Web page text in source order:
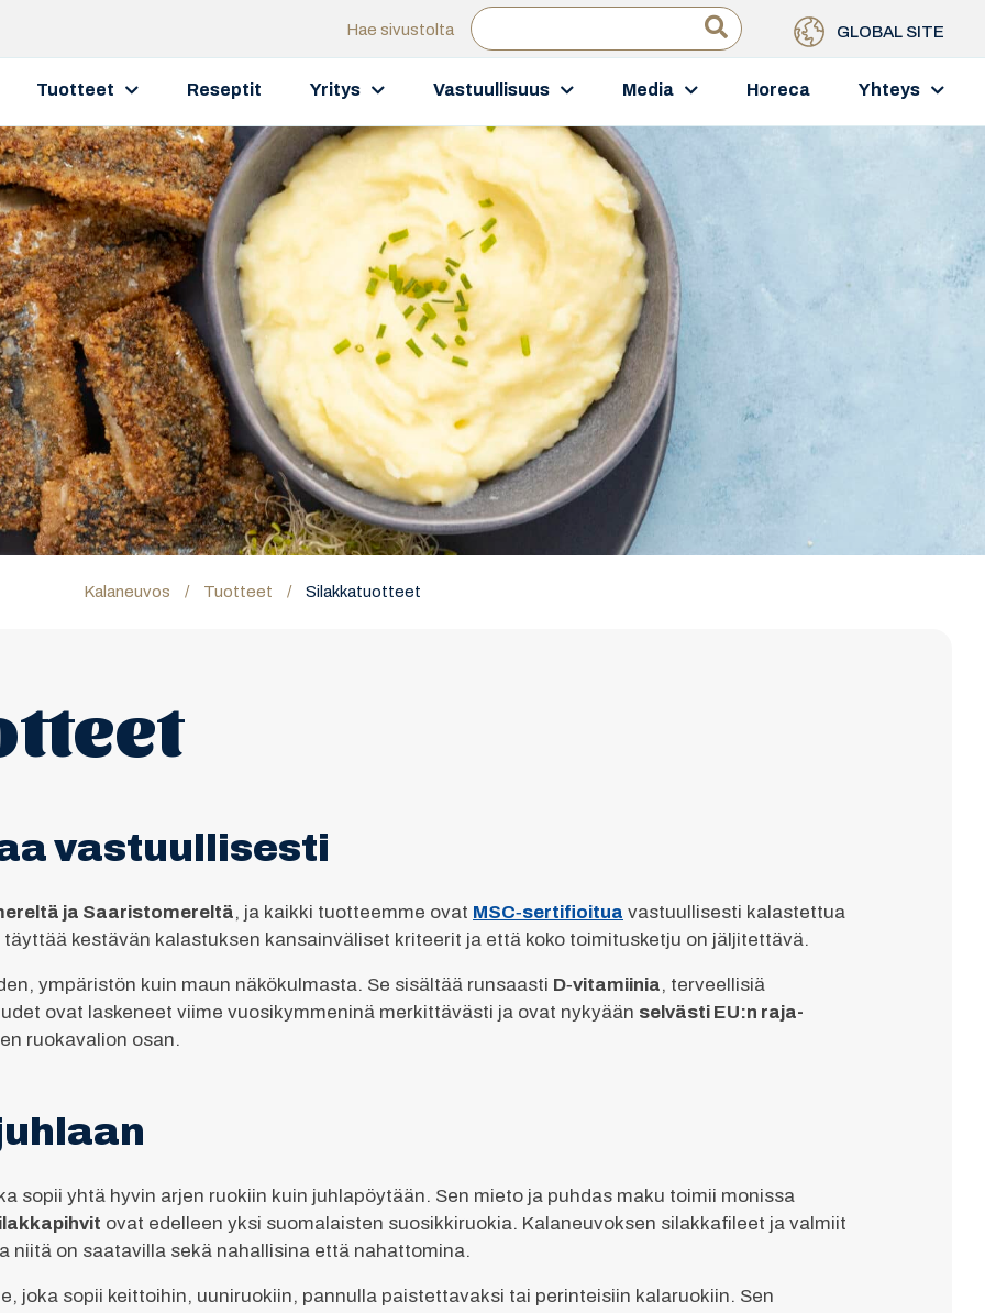
GLOBAL SITE
Hae sivustolta
Tuotteet Reseptit Yritys Vastuullisuus Media Horeca Yhteys
Kalaneuvos / Tuotteet / Silakkatuotteet
vastuullisesti
ja Saaristomereltä, ja kaikki tuotteemme ovat MSC‑sertifioitua vastuullisesti kalastettua
kestävän kalastuksen kansainväliset kriteerit ja että koko toimitusketju on jäljitettävä.
ympäristön kuin maun näkökulmasta. Se sisältää runsaasti D‑vitamiinia, terveellisiä
ovat laskeneet viime vuosikymmeninä merkittävästi ja ovat nykyään selvästi EU:n raja-
ruokavalion osan.
sopii yhtä hyvin arjen ruokiin kuin juhlapöytään. Sen mieto ja puhdas maku toimii monissa
ovat edelleen yksi suomalaisten suosikkiruokia. Kalaneuvoksen silakkafileet ja valmiit
niitä on saatavilla sekä nahallisina että nahattomina.
joka sopii keittoihin, uuniruokiin, pannulla paistettavaksi tai perinteisiin kalaruokiin. Sen